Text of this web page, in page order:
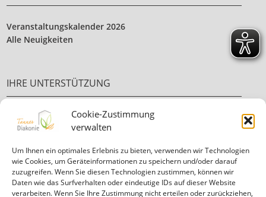
Cookie-Zustimmung
verwalten
Um Ihnen ein optimales Erlebnis zu bieten, verwenden wir Technologien
wie Cookies, um Geräteinformationen zu speichern und/oder darauf
zuzugreifen. Wenn Sie diesen Technologien zustimmen, können wir
Daten wie das Surfverhalten oder eindeutige IDs auf dieser Website
verarbeiten. Wenn Sie Ihre Zustimmung nicht erteilen oder zurückziehen,
Veranstaltungskalender 2026
Alle Neuigkeiten
IHRE UNTERSTÜTZUNG
Ehrenamt
Ihre Spende